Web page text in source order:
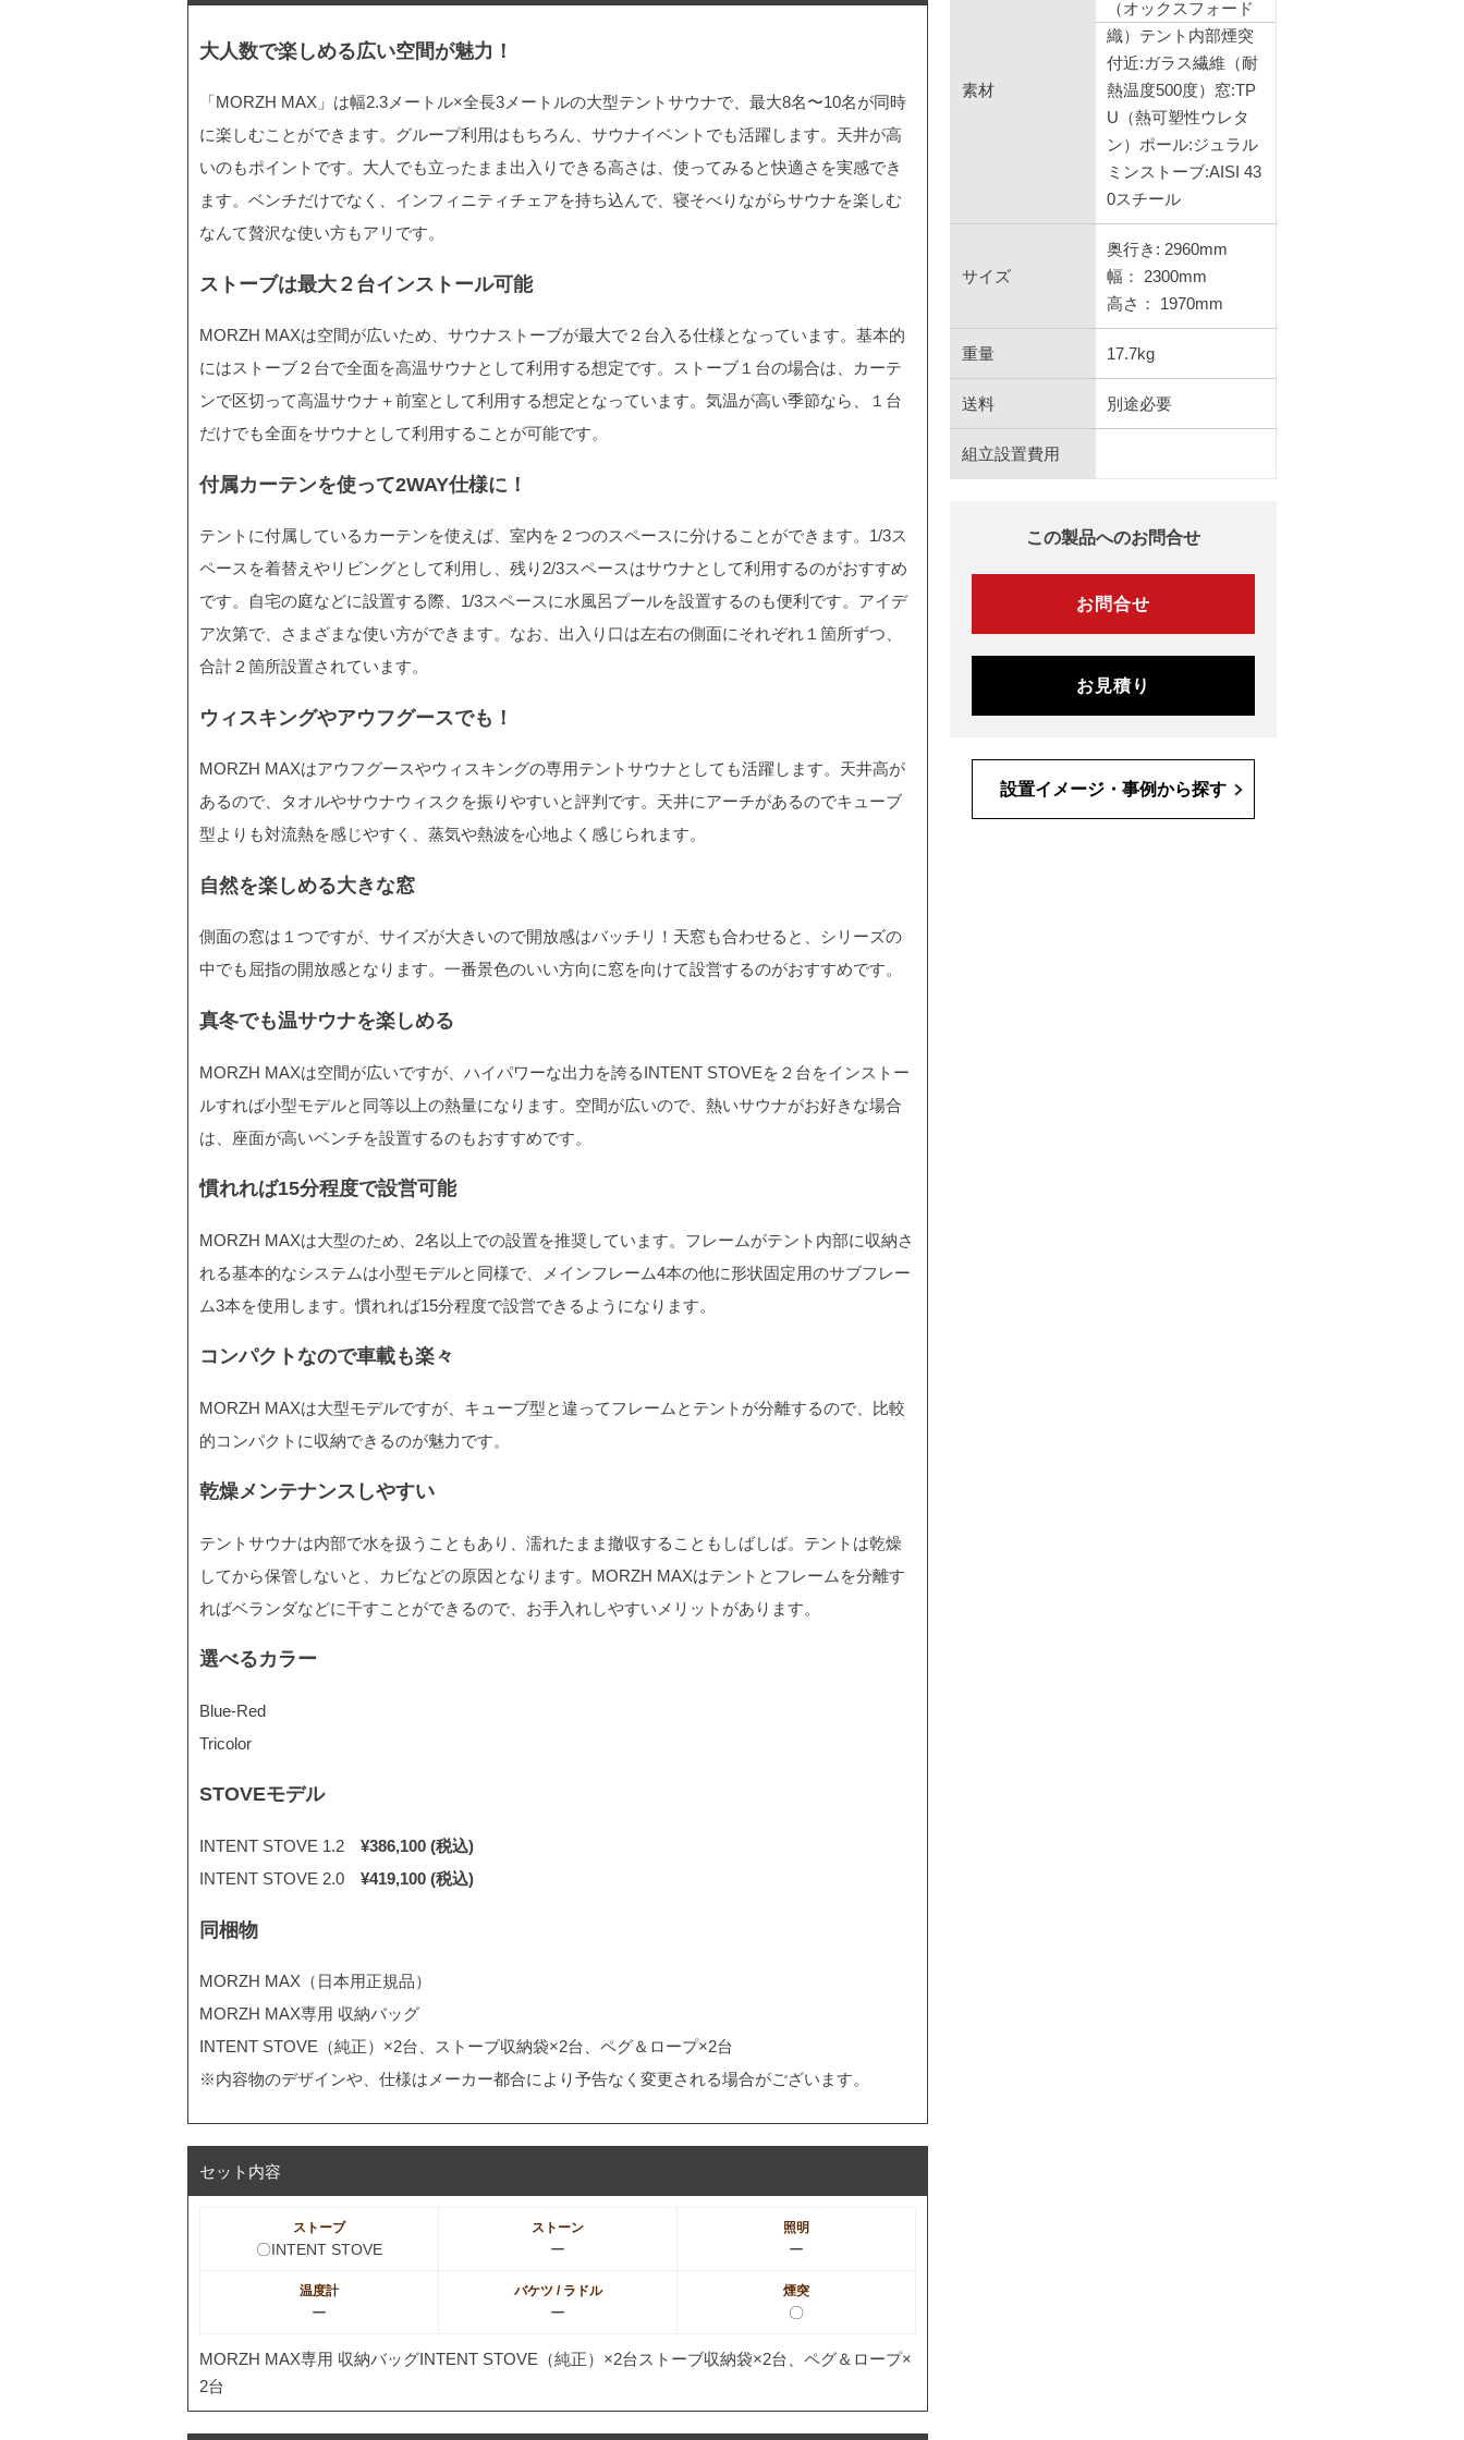
大人数で楽しめる広い空間が魅力！
「MORZH MAX」は幅2.3メートル×全長3メートルの大型テントサウナで、最大8名〜10名が同時
に楽しむことができます。グループ利用はもちろん、サウナイベントでも活躍します。天井が高
いのもポイントです。大人でも立ったまま出入りできる高さは、使ってみると快適さを実感でき
ます。ベンチだけでなく、インフィニティチェアを持ち込んで、寝そべりながらサウナを楽しむ
なんて贅沢な使い方もアリです。
ストーブは最大２台インストール可能
MORZH MAXは空間が広いため、サウナストーブが最大で２台入る仕様となっています。基本的
にはストーブ２台で全面を高温サウナとして利用する想定です。ストーブ１台の場合は、カーテ
ンで区切って高温サウナ＋前室として利用する想定となっています。気温が高い季節なら、１台
だけでも全面をサウナとして利用することが可能です。
付属カーテンを使って2WAY仕様に！
テントに付属しているカーテンを使えば、室内を２つのスペースに分けることができます。1/3ス
ペースを着替えやリビングとして利用し、残り2/3スペースはサウナとして利用するのがおすすめ
です。自宅の庭などに設置する際、1/3スペースに水風呂プールを設置するのも便利です。アイデ
ア次第で、さまざまな使い方ができます。なお、出入り口は左右の側面にそれぞれ１箇所ずつ、
合計２箇所設置されています。
ウィスキングやアウフグースでも！
MORZH MAXはアウフグースやウィスキングの専用テントサウナとしても活躍します。天井高が
あるので、タオルやサウナウィスクを振りやすいと評判です。天井にアーチがあるのでキューブ
型よりも対流熱を感じやすく、蒸気や熱波を心地よく感じられます。
自然を楽しめる大きな窓
側面の窓は１つですが、サイズが大きいので開放感はバッチリ！天窓も合わせると、シリーズの
中でも屈指の開放感となります。一番景色のいい方向に窓を向けて設営するのがおすすめです。
真冬でも温サウナを楽しめる
MORZH MAXは空間が広いですが、ハイパワーな出力を誇るINTENT STOVEを２台をインストー
ルすれば小型モデルと同等以上の熱量になります。空間が広いので、熱いサウナがお好きな場合
は、座面が高いベンチを設置するのもおすすめです。
慣れれば15分程度で設営可能
MORZH MAXは大型のため、2名以上での設置を推奨しています。フレームがテント内部に収納さ
れる基本的なシステムは小型モデルと同様で、メインフレーム4本の他に形状固定用のサブフレー
ム3本を使用します。慣れれば15分程度で設営できるようになります。
コンパクトなので車載も楽々
MORZH MAXは大型モデルですが、キューブ型と違ってフレームとテントが分離するので、比較
的コンパクトに収納できるのが魅力です。
乾燥メンテナンスしやすい
テントサウナは内部で水を扱うこともあり、濡れたまま撤収することもしばしば。テントは乾燥
してから保管しないと、カビなどの原因となります。MORZH MAXはテントとフレームを分離す
ればベランダなどに干すことができるので、お手入れしやすいメリットがあります。
選べるカラー
Blue-Red
Tricolor
STOVEモデル
INTENT STOVE 1.2 ¥386,100 (税込)
INTENT STOVE 2.0 ¥419,100 (税込)
同梱物
MORZH MAX（日本用正規品）
MORZH MAX専用 収納バッグ
INTENT STOVE（純正）×2台、ストーブ収納袋×2台、ペグ＆ロープ×2台
※内容物のデザインや、仕様はメーカー都合により予告なく変更される場合がございます。
セット内容
ストーブ
〇INTENT STOVE
ストーン
ー
照明
ー
温度計
ー
バケツ / ラドル
ー
煙突
〇
MORZH MAX専用 収納バッグINTENT STOVE（純正）×2台ストーブ収納袋×2台、ペグ＆ロープ×
2台
素材
（オックスフォード
織）テント内部煙突
付近:ガラス繊維（耐
熱温度500度）窓:TP
U（熱可塑性ウレタ
ン）ポール:ジュラル
ミンストーブ:AISI 43
0スチール
サイズ
奥行き: 2960mm
幅： 2300mm
高さ： 1970mm
重量 17.7kg
送料 別途必要
組立設置費用
この製品へのお問合せ
お問合せ
お見積り
設置イメージ・事例から探す